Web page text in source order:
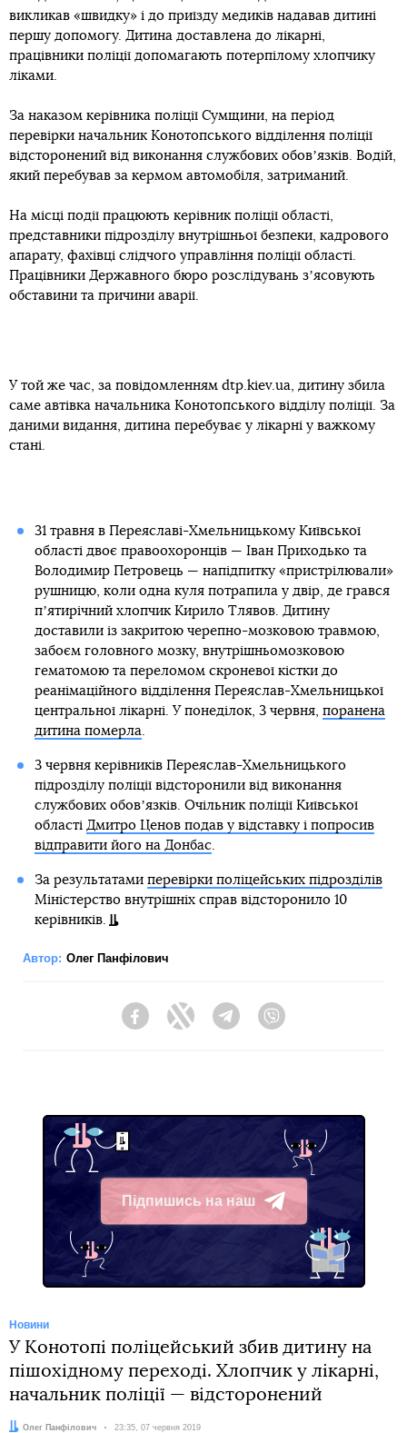
викликав «швидку» і до приїзду медиків надавав дитині
першу допомогу. Дитина доставлена до лікарні,
працівники поліції допомагають потерпілому хлопчику
ліками.
За наказом керівника поліції Сумщини, на період
перевірки начальник Конотопського відділення поліції
відсторонений від виконання службових обовʼязків. Водій,
який перебував за кермом автомобіля, затриманий.
На місці події працюють керівник поліції області,
представники підрозділу внутрішньої безпеки, кадрового
апарату, фахівці слідчого управління поліції області.
Працівники Державного бюро розслідувань зʼясовують
обставини та причини аварії.
У той же час, за повідомленням dtp.kiev.ua, дитину збила
саме автівка начальника Конотопського відділу поліції. За
даними видання, дитина перебуває у лікарні у важкому
стані.
31 травня в Переяславі-Хмельницькому Київської
області двоє правоохоронців — Іван Приходько та
Володимир Петровець — напідпитку «пристрілювали»
рушницю, коли одна куля потрапила у двір, де грався
пʼятирічний хлопчик Кирило Тлявов. Дитину
доставили із закритою черепно-мозковою травмою,
забоєм головного мозку, внутрішньомозковою
гематомою та переломом скроневої кістки до
реанімаційного відділення Переяслав-Хмельницької
центральної лікарні. У понеділок, 3 червня, поранена
дитина померла.
3 червня керівників Переяслав-Хмельницького
підрозділу поліції відсторонили від виконання
службових обовʼязків. Очільник поліції Київської
області Дмитро Ценов подав у відставку і попросив
відправити його на Донбас.
За результатами перевірки поліцейських підрозділів
Міністерство внутрішніх справ відсторонило 10
керівників.
Автор: Олег Панфілович
FacebookTwitter Telegram
Підпишись на наш
Telegram
Новини
У Конотопі поліцейський збив дитину на
пішохідному переході. Хлопчик у лікарні,
начальник поліції — відсторонений
Автор:
Олег Панфілович Дата:
23:35, 07 червня 2019